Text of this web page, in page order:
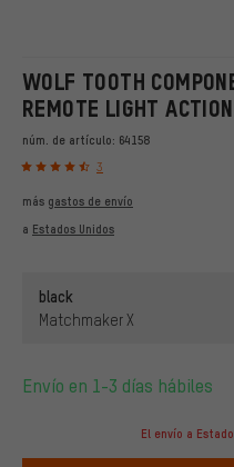
WOLF TOOTH
REMOTE LIGHT ACTION
núm. de artículo: 64158
3
más gastos de envío
a Estados Unidos
black
Matchmaker X
Envío en 1-3 días hábiles
El envío a